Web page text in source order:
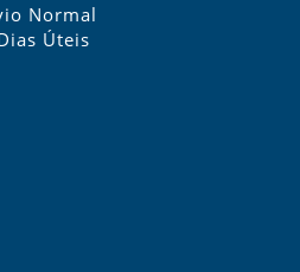
Normal
Úteis